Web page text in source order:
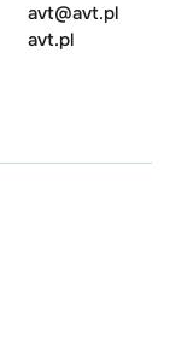
avt@avt.pl
avt.pl